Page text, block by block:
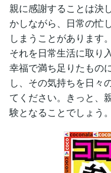
親に感謝することは決
かしながら、日常の忙
しまうことがあります
それを日常生活に取り
幸福で満ち足りたもの
し、その気持ちを日々
てください。きっと、
験となることでしょう。